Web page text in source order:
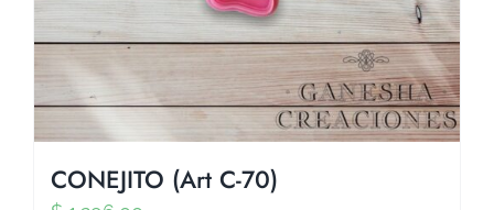
CONEJITO (Art C-70)